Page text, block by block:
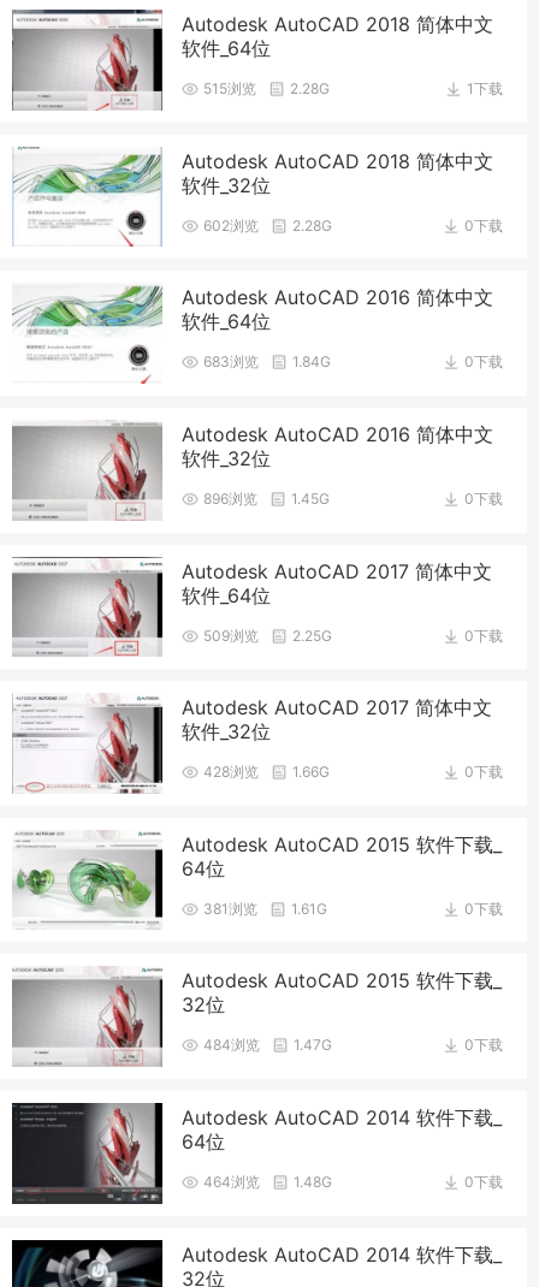
Autodesk AutoCAD 2018 简体中文
软件_64位
1下载
515浏览 2.28G
Autodesk AutoCAD 2018 简体中文
软件_32位
0下载
602浏览 2.28G
Autodesk AutoCAD 2016 简体中文
软件_64位
0下载
683浏览 1.84G
Autodesk AutoCAD 2016 简体中文
软件_32位
0下载
896浏览 1.45G
Autodesk AutoCAD 2017 简体中文
软件_64位
0下载
509浏览 2.25G
Autodesk AutoCAD 2017 简体中文
软件_32位
0下载
428浏览 1.66G
Autodesk AutoCAD 2015 软件下载_
64位
0下载
381浏览 1.61G
Autodesk AutoCAD 2015 软件下载_
32位
0下载
484浏览 1.47G
Autodesk AutoCAD 2014 软件下载_
64位
0下载
464浏览 1.48G
Autodesk AutoCAD 2014 软件下载_
32位